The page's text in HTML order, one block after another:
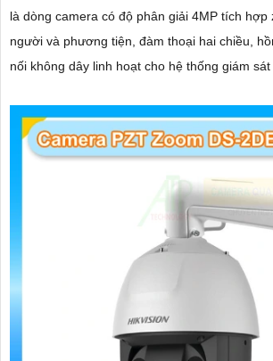
là dòng camera có độ phân giải 4MP tích
người và phương tiện, đàm thoại hai chiều,
nối không dây linh hoạt cho hệ thống giám